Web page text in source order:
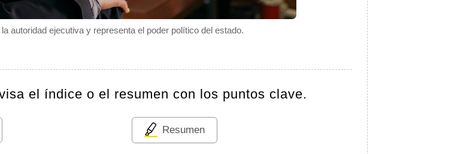
autoridad ejecutiva y representa el poder político del estado.
el índice o el resumen con los puntos clave.
Resumen